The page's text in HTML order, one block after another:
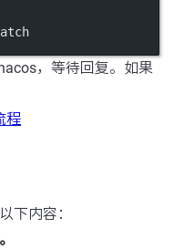
，等待回复。如果
程
下内容：